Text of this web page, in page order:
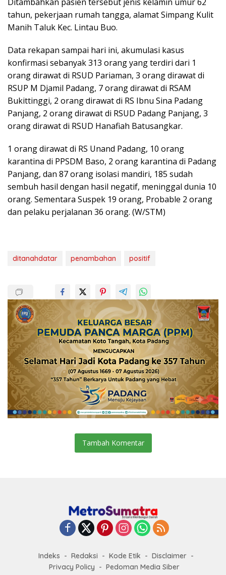
tahun, pekerjaan rumah tangga, alamat Simpang Kulit
Manih Taluk Kec. Lintau Buo.
Data rekapan sampai hari ini, akumulasi kasus
konfirmasi sebanyak 313 orang yang terdiri dari 1
orang dirawat di RSUD Pariaman, 3 orang dirawat di
RSUP M Djamil Padang, 7 orang dirawat di RSAM
Bukittinggi, 2 orang dirawat di RS Ibnu Sina Padang
Panjang, 2 orang dirawat di RSUD Padang Panjang, 3
orang dirawat di RSUD Hanafiah Batusangkar.
1 orang dirawat di RS Unand Padang, 10 orang
karantina di PPSDM Baso, 2 orang karantina di Padang
Panjang, dan 87 orang isolasi mandiri, 185 sudah
sembuh hasil dengan hasil negatif, meninggal dunia 10
orang. Sementara Suspek 19 orang, Probable 2 orang
dan pelaku perjalanan 36 orang. (W/STM)
ditanahdatar penambahan positif
Tambah Komentar
Indeks Redaksi Kode Etik
Disclaimer
Privacy Policy
Pedoman Media Siber